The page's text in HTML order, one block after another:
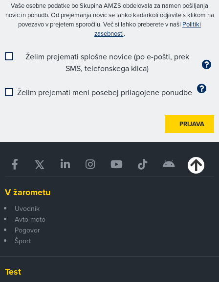
Vaše osebne podatke bo Skupina AMZS obdelovala za namen pošiljanja
novic in ponudb. Od prejemanja novic se lahko kadarkoli odjavite s klikom na
povezavo v prejetem sporočilu. Več si lahko preberete v naši Politiki
zasebnosti.
Želim prejemati splošne novice (po e-pošti, prek
SMS, telefonskega klica)
Želim prejemati meni posebej prilagojene ponudbe
PRIJAVA
V žarometu
Uvodnik
Avto-moto
Pogovor
Šport
Test